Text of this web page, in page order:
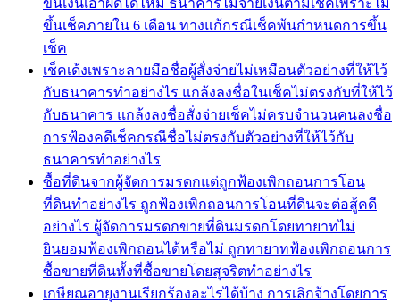
ขึ้นเช็คภายใน 6 เดือน ทางแก้กรณีเช็คพ้นกำหนดการขึ้น
เช็ค
เช็คเด้งเพราะลายมือชื่อผู้สั่งจ่ายไม่เหมือนตัวอย่างที่ให้ไว้
กับธนาคารทำอย่างไร แกล้งลงชื่อในเช็คไม่ตรงกับที่ให้ไว้
กับธนาคาร แกล้งลงชื่อสั่งจ่ายเช็คไม่ครบจำนวนคนลงชื่อ
การฟ้องคดีเช็คกรณีชื่อไม่ตรงกับตัวอย่างที่ให้ไว้กับ
ธนาคารทำอย่างไร
ซื้อที่ดินจากผู้จัดการมรดกแต่ถูกฟ้องเพิกถอนการโอน
ที่ดินทำอย่างไร ถูกฟ้องเพิกถอนการโอนที่ดินจะต่อสู้คดี
อย่างไร ผู้จัดการมรดกขายที่ดินมรดกโดยทายาทไม่
ยินยอมฟ้องเพิกถอนได้หรือไม่ ถูกทายาทฟ้องเพิกถอนการ
ซื้อขายที่ดินทั้งที่ซื้อขายโดยสุจริตทำอย่างไร
เกษียณอายุงานเรียกร้องอะไรได้บ้าง การเลิกจ้างโดยการ